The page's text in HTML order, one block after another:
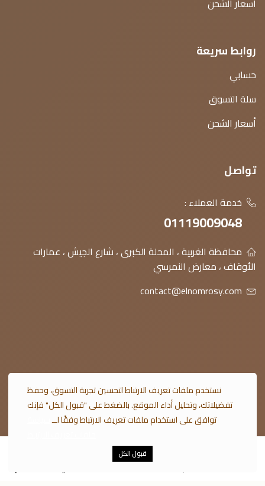
اسعار الشحن
روابط سريعة
حسابي
سلة التسوق
أسعار الشحن
تواصل
خدمة العملاء :
01119009048
محافظة الغربية ، المحلة الكبرى ، شارع الجيش ، عمارات
الأوقاف ، معارض النمرسي
contact@elnomrosy.com
© 2026 النمرسي جميع الحقوق محفوظة
تابعنا على :
0
نستخدم ملفات تعريف الارتباط لتحسين تجربة التسوق، وحفظ
تفضيلاتك، وتحليل أداء الموقع. بالضغط على "قبول الكل" فإنك
توافق على استخدام ملفات تعريف الارتباط وفقًا لــ
قبول الكل